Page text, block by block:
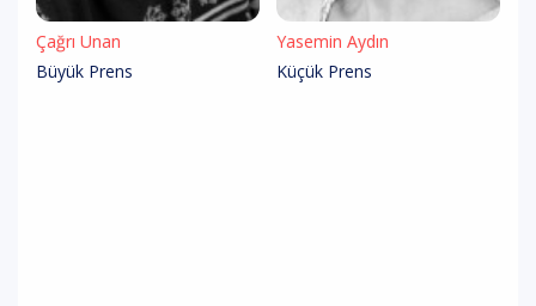
Çağrı Unan
Büyük Prens
Yasemin Aydın
Küçük Prens